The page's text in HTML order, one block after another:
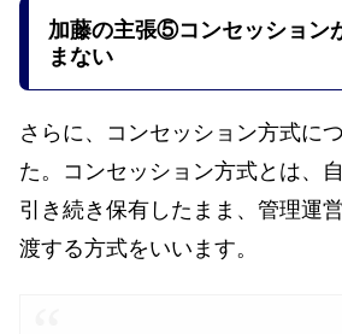
加藤の主張⑤コンセッション
まない
さらに、コンセッション方式に
た。コンセッション方式とは、
引き続き保有したまま、管理運
渡する方式をいいます。